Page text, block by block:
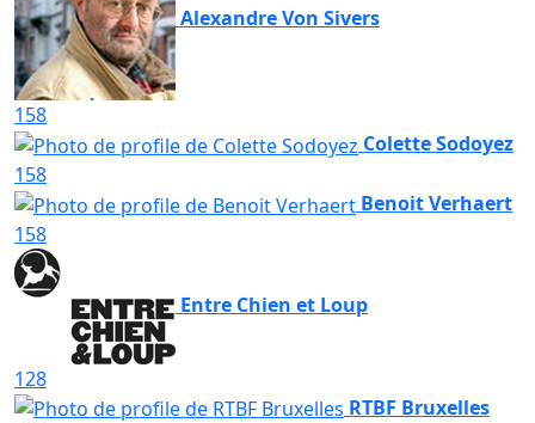
Alexandre Von Sivers
158
Colette Sodoyez
158
Benoit Verhaert
158
Entre Chien et Loup
128
RTBF Bruxelles